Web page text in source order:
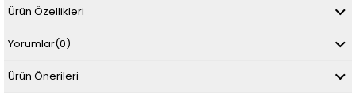
Ürün Özellikleri
Yorumlar(0)
Ürün Önerileri